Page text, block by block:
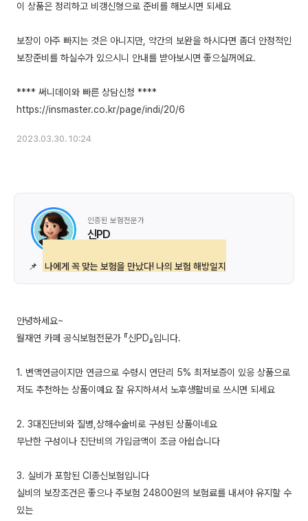
이 상품은 정리하고 비갱신형으로 준비를 해보시면 되세요
보장이 아주 빠지는 것은 아니지만, 약간의 보완을 하시다면 좀더 안정적인
보장준비를 하실수가 있으시니 안내를 받아보시면 좋으실꺼에요.
**** 써니데이와 빠른 상담신청 ****
2023.03.30. 10:24
인증된 보험전문가
신PD
📌 나에게 꼭 맞는 보험을 만났다! 나의 보험 해방일지
안녕하세요~
월재연 카페 공식보험전문가 『신PD』입니다.
1. 변액연금이지만 연금으로 수령시 연단리 5% 최저보증이 있응 상품으로
저도 추천하는 상품이예요 잘 유지하셔서 노후생활비로 쓰시면 되세요
2. 3대진단비와 질병,상해수술비로 구성된 상품이네요
무난한 구성이나 진단비의 가입금액이 조금 아쉽습니다
3. 실비가 포함된 CI종신보험입니다
실비의 보장조건은 좋으나 주보험 24800원의 보험료를 내셔야 유지할 수
있는